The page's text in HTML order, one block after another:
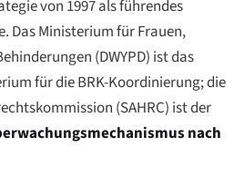
von 1997 als führendes
Das Ministerium für Frauen,
(DWYPD) ist das
für die BRK-Koordinierung; die
(SAHRC) ist der
nach